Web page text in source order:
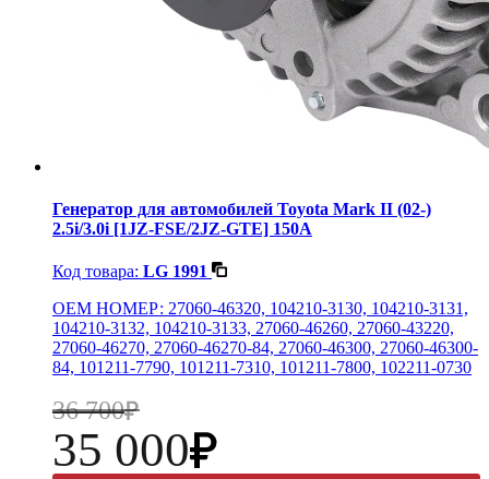
Генератор для автомобилей Toyota Mark II (02-)
2.5i/3.0i [1JZ-FSE/2JZ-GTE] 150А
Код товара: LG 1991
OEM НОМЕР: 27060-46320, 104210-3130, 104210-3131,
104210-3132, 104210-3133, 27060-46260, 27060-43220,
27060-46270, 27060-46270-84, 27060-46300, 27060-46300-
84, 101211-7790, 101211-7310, 101211-7800, 102211-0730
36 700
35 000